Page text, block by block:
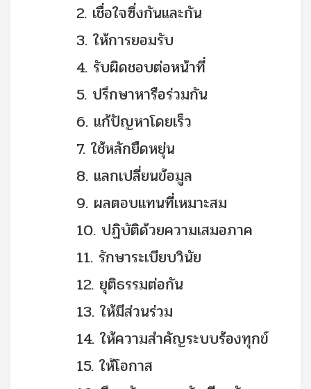
2. เชื่อใจซึ่งกันและกัน
3. ให้การยอมรับ
4. รับผิดชอบต่อหน้าที่
5. ปรึกษาหารือร่วมกัน
6. แก้ปัญหาโดยเร็ว
7. ใช้หลักยืดหยุ่น
8. แลกเปลี่ยนข้อมูล
9. ผลตอบแทนที่เหมาะสม
10. ปฏิบัติด้วยความเสมอภาค
11. รักษาระเบียบวินัย
12. ยุติธรรมต่อกัน
13. ให้มีส่วนร่วม
14. ให้ความสำคัญระบบร้องทุกข์
15. ให้โอกาส